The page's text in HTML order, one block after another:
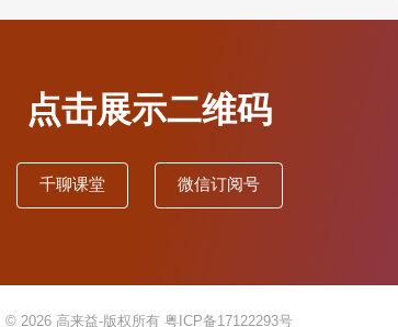
点击展示二维码
千聊课堂 微信订阅号
© 2026 高来益-版权所有 粤ICP备17122293号